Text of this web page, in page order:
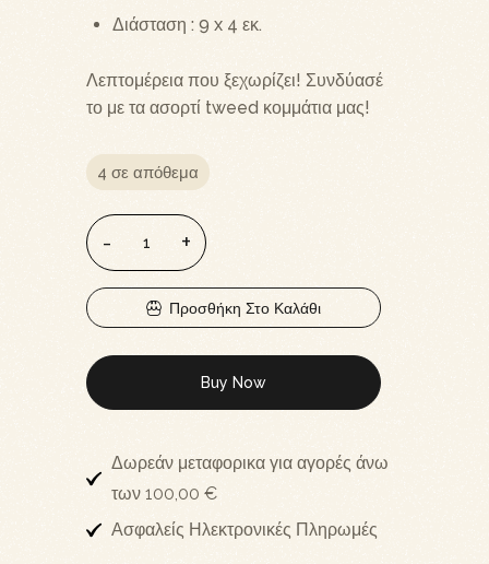
Διάσταση : 9 x 4 εκ.
Λεπτομέρεια που ξεχωρίζει! Συνδύασέ
το με τα ασορτί tweed κομμάτια μας!
4 σε απόθεμα
Προσθήκη Στο Καλάθι
Buy Now
Δωρεάν μεταφορικα για αγορές άνω
των 100,00 €
Ασφαλείς Ηλεκτρονικές Πληρωμές